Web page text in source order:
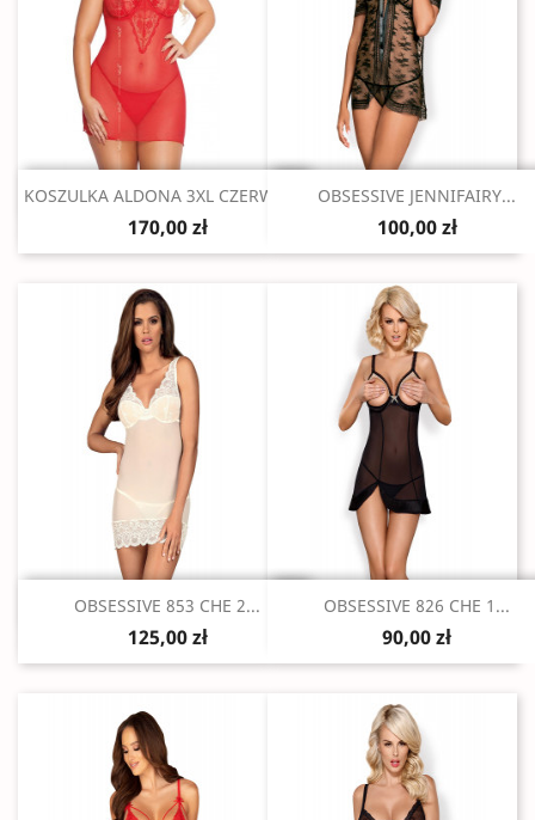
Szybki podgląd
KOSZULKA ALDONA 3XL CZERWONA
170,00 zł
Szybki podgląd
OBSESSIVE JENNIFAIRY...
100,00 zł
Szybki podgląd
OBSESSIVE 853 CHE 2...
125,00 zł
Szybki podgląd
OBSESSIVE 826 CHE 1...
90,00 zł